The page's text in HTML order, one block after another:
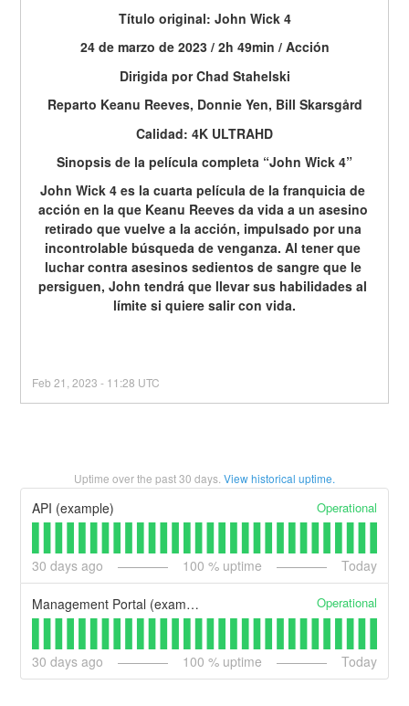
Título original: John Wick 4
24 de marzo de 2023 / 2h 49min / Acción
Dirigida por Chad Stahelski
Reparto Keanu Reeves, Donnie Yen, Bill Skarsgård
Calidad: 4K ULTRAHD
Sinopsis de la película completa “John Wick 4”
John Wick 4 es la cuarta película de la franquicia de
acción en la que Keanu Reeves da vida a un asesino
retirado que vuelve a la acción, impulsado por una
incontrolable búsqueda de venganza. Al tener que
luchar contra asesinos sedientos de sangre que le
persiguen, John tendrá que llevar sus habilidades al
límite si quiere salir con vida.
Feb21 ,2023 - 11:28 UTC
Uptime over the past30 days. View historical uptime.
API (example) Operational
30 days ago 100 % uptime Today
Management Portal (example) Operational
30 days ago 100 % uptime Today